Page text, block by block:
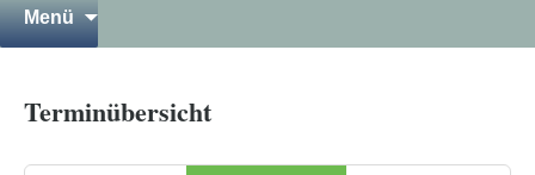
Menü
zum
Terminübersicht